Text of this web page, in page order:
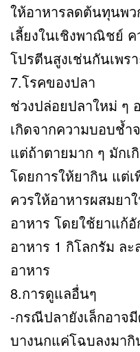
ให้อาหารลดต้นทุนพ
เลี้ยงในเชิงพาณิชย์
โปรตีนสูงเช่นกันเพร
7.โรคของปลา
ช่วงปล่อยปลาใหม่ ๆ
เกิดจากความบอบช้ำ
แต่ถ้าตายมาก ๆ มักเ
โดยการให้ยากิน แต่
ควรให้อาหารผสมยา
อาหาร โดยใช้ยาแก้อั
อาหาร 1 กิโลกรัม ล
อาหาร
8.การดูแลอื่นๆ
-กรณีปลายังเล็กอาจ
บางนกแค่โฉบลงมา